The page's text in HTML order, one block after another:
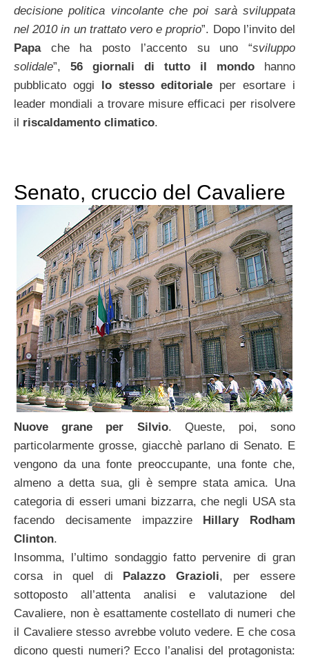
decisione politica vincolante che poi sarà sviluppata
nel 2010 in un trattato vero e proprio”. Dopo l’invito del
Papache ha posto l’accento su uno “sviluppo
solidale”, 56 giornali di tutto il mondo hanno
pubblicato oggi
lo stesso editoriale per esortare i
leader mondiali a trovare misure efficaci per risolvere
il riscaldamento climatico.
Senato, cruccio del Cavaliere
Nuove grane per Silvio. Queste, poi, sono
particolarmente grosse, giacchè parlano di Senato. E
vengono da una fonte preoccupante, una fonte che,
almeno a detta sua, gli è sempre stata amica. Una
categoria di esseri umani bizzarra, che negli USA sta
facendo decisamente impazzire
Hillary Rodham
Clinton.
Insomma, l’ultimo sondaggio fatto pervenire di gran
corsa in quel di
Palazzo Grazioli, per essere
sottoposto all’attenta analisi e valutazione del
Cavaliere, non è esattamente costellato di numeri che
il Cavaliere stesso avrebbe voluto vedere. E che cosa
dicono questi numeri? Ecco l’analisi del protagonista: